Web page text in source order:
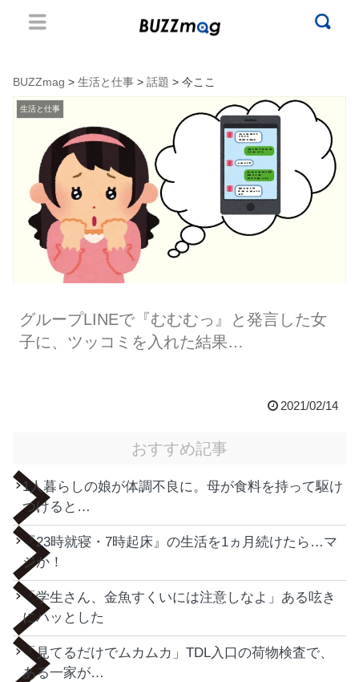
BUZZmag > 生活と仕事 > 話題 > 今ここ
生活と仕事
グループLINEで『むむむっ』と発言した女
子に、ツッコミを入れた結果…
2021/02/14
おすすめ記事
1人暮らしの娘が体調不良に。母が食料を持って駆け
つけると…
『23時就寝・7時起床』の生活を1ヵ月続けたら…マ
ジか！
「学生さん、金魚すくいには注意しなよ」ある呟き
にハッとした
「見てるだけでムカムカ」TDL入口の荷物検査で、
ある一家が…